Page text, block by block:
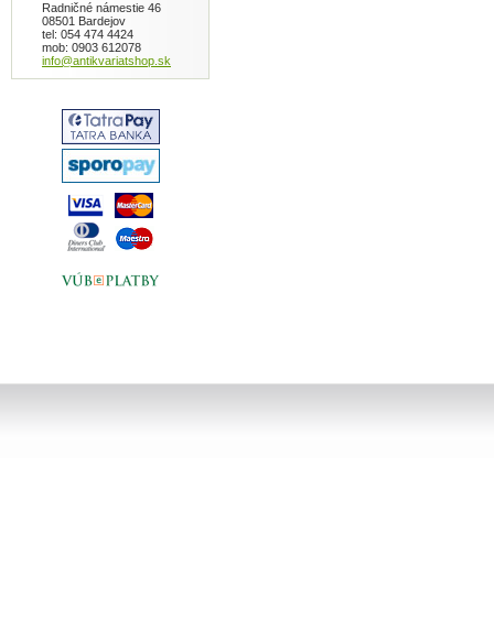
Radničné námestie 46
08501 Bardejov
tel: 054 474 4424
mob: 0903 612078
info@antikvariatshop.sk